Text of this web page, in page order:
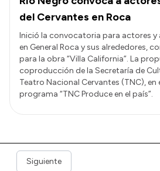
del Cervantes en Roca
Inició la convocatoria para actores y
en General Roca y sus alrededores,
para la obra “Villa California”. La
coproducción de la Secretaría de
Teatro Nacional Cervantes (TNC), en
programa “TNC Produce en el país”.
Siguiente